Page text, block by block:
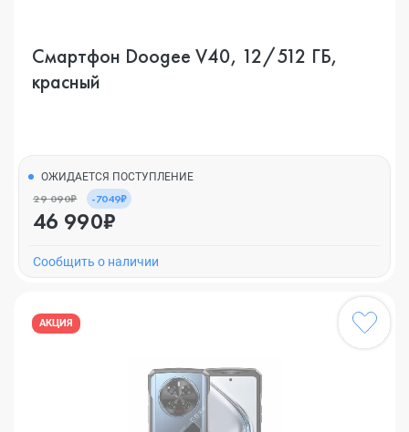
Смартфон Doogee V40, 12/512 ГБ,
красный
ОЖИДАЕТСЯ ПОСТУПЛЕНИЕ
29 090₽ -7049₽
46 990₽
Cообщить о наличии
АКЦИЯ